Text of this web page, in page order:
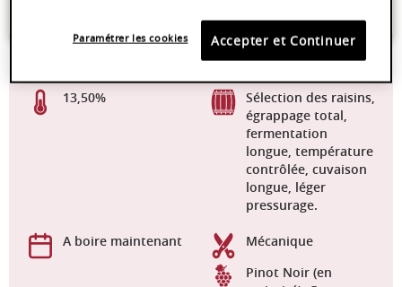
13,50%
Sélection des raisins,
égrappage total,
fermentation
longue, température
contrôlée, cuvaison
longue, léger
pressurage.
A boire maintenant
Mécanique
Pinot Noir (en
Accepter et Continuer
Paramétrer les cookies